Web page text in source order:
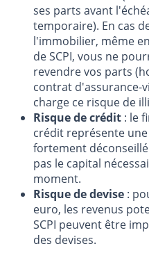
ses parts avant
temporaire). En cas
l'immobilier, même
de SCPI, vous ne
revendre vos parts
contrat d'assurance-
charge ce risque de
Risque de crédit : le
crédit représente
fortement
pas le capital
moment.
Risque de devise :
euro, les revenus
SCPI peuvent être
des devises.